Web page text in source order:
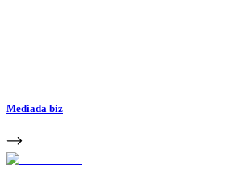
Mediada biz